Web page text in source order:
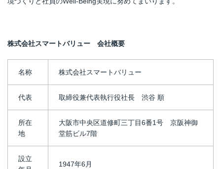
株式会社スマートバリュー 会社概要
名称 株式会社スマートバリュー
代表 取締役兼代表執行役社長 渋谷 順
所在
地
大阪市中央区道修町三丁目6番1号 京阪神御
堂筋ビル7階
設立
1947年6月